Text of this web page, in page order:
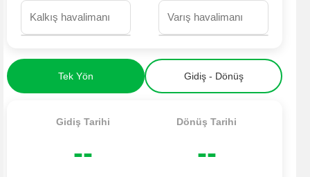
Tek Yön Gidiş - Dönüş
Gidiş Tarihi
--
Dönüş Tarihi
--